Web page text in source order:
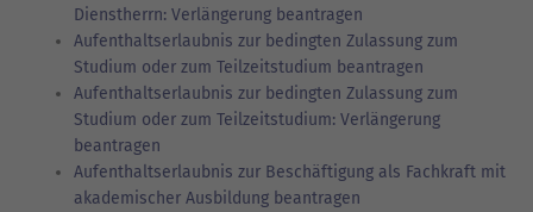
Dienstherrn: Verlängerung beantragen
Aufenthaltserlaubnis zur bedingten Zulassung zum
Studium oder zum Teilzeitstudium beantragen
Aufenthaltserlaubnis zur bedingten Zulassung zum
Studium oder zum Teilzeitstudium: Verlängerung
beantragen
Aufenthaltserlaubnis zur Beschäftigung als Fachkraft mit
akademischer Ausbildung beantragen